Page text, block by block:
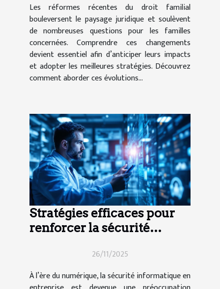
Les réformes récentes du droit familial
bouleversent le paysage juridique et soulèvent
de nombreuses questions pour les familles
concernées. Comprendre ces changements
devient essentiel afin d’anticiper leurs impacts
et adopter les meilleures stratégies. Découvrez
comment aborder ces évolutions...
Stratégies efficaces pour
renforcer la sécurité
26/11/2025
À l’ère du numérique, la sécurité informatique en